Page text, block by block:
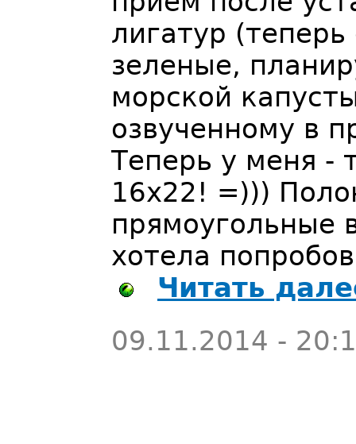
лигатур
зеленые,
морской
озвученному в
Теперь у меня -
16х22! =)))
прямоугольные
хотела
Читать
09.11.2014 -